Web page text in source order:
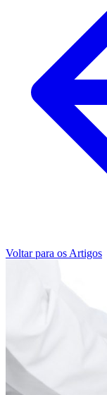
Voltar para os Artigos